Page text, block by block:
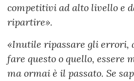
competitivi ad alto livello e
ripartire».
«Inutile ripassare gli errori,
fare questo o quello, essere
ma ormai è il passato. Se